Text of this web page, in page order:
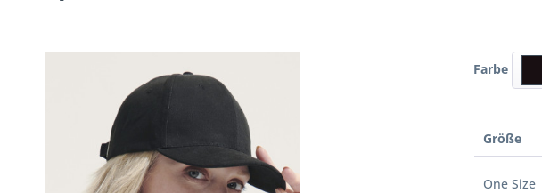
Farbe
Größe
One Size